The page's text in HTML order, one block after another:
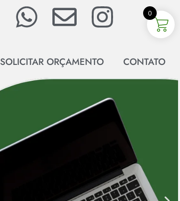
SOLICITAR ORÇAMENTO CONTATO
0